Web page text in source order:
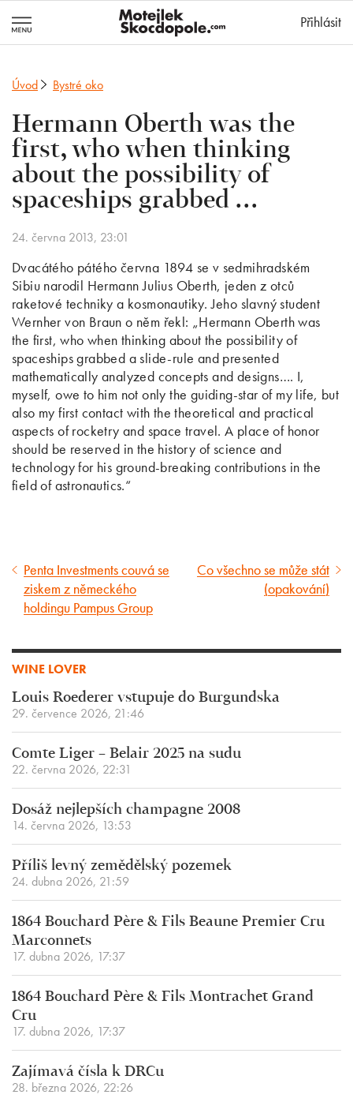
Přihlásit
Úvod Bystré oko
Hermann Oberth was the
first, who when thinking
about the possibility of
spaceships grabbed …
24. června 2013, 23:01
Dvacátého pátého června 1894 se v sedmihradském
Sibiu narodil Hermann Julius Oberth, jeden z otců
raketové techniky a kosmonautiky. Jeho slavný student
Wernher von Braun o něm řekl: „Hermann Oberth was
the first, who when thinking about the possibility of
spaceships grabbed a slide-rule and presented
mathematically analyzed concepts and designs…. I,
myself, owe to him not only the guiding-star of my life, but
also my first contact with the theoretical and practical
aspects of rocketry and space travel. A place of honor
should be reserved in the history of science and
technology for his ground-breaking contributions in the
field of astronautics.“
Předcházející
článek
Penta Investments couvá se
ziskem z německého
holdingu Pampus Group
Následující
Co všechno se může stát
(opakování)
WINE LOVER
Louis Roederer vstupuje do Burgundska
29. července 2026, 21:46
Comte Liger – Belair 2025 na sudu
22. června 2026, 22:31
Dosáž nejlepších champagne 2008
14. června 2026, 13:53
Příliš levný zemědělský pozemek
24. dubna 2026, 21:59
1864 Bouchard Père & Fils Beaune Premier Cru
Marconnets
17. dubna 2026, 17:37
1864 Bouchard Père & Fils Montrachet Grand
Cru
17. dubna 2026, 17:37
Zajímavá čísla k DRCu
28. března 2026, 22:26